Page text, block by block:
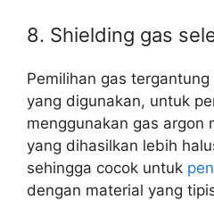
8. Shielding gas
Pemilihan gas
yang digunakan, untuk
menggunakan gas argon
yang dihasilkan lebih
sehingga cocok untuk
dengan material yang